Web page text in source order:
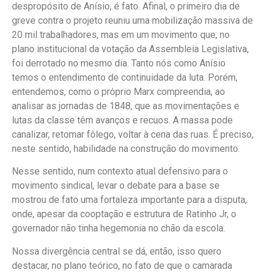
despropósito de Anísio, é fato. Afinal, o primeiro dia de
greve contra o projeto reuniu uma mobilização massiva de
20 mil trabalhadores, mas em um movimento que, no
plano institucional da votação da Assembleia Legislativa,
foi derrotado no mesmo dia. Tanto nós como Anísio
temos o entendimento de continuidade da luta. Porém,
entendemos, como o próprio Marx compreendia, ao
analisar as jornadas de 1848, que as movimentações e
lutas da classe têm avanços e recuos. A massa pode
canalizar, retomar fôlego, voltar à cena das ruas. É preciso,
neste sentido, habilidade na construção do movimento.
Nesse sentido, num contexto atual defensivo para o
movimento sindical, levar o debate para a base se
mostrou de fato uma fortaleza importante para a disputa,
onde, apesar da cooptação e estrutura de Ratinho Jr, o
governador não tinha hegemonia no chão da escola.
Nossa divergência central se dá, então, isso quero
destacar, no plano teórico, no fato de que o camarada